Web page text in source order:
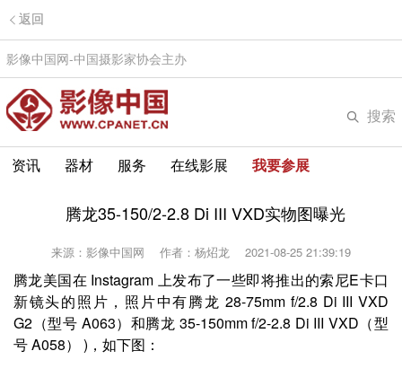
返回
影像中国网-中国摄影家协会主办
搜索
资讯 器材 服务 在线影展 我要参展
腾龙35-150/2-2.8 Di III VXD实物图曝光
来源：影像中国网 作者：杨炤龙 2021-08-25 21:39:19
腾龙美国在 Instagram 上发布了一些即将推出的索尼E卡口
新镜头的照片，照片中有腾龙 28-75mm f/2.8 Di III VXD
G2（型号 A063）和腾龙 35-150mm f/2-2.8 Di III VXD（型
号 A058） )，如下图：